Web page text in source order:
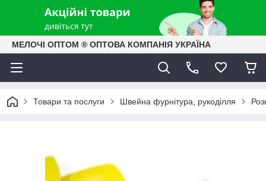
МЕЛОЧІ ОПТОМ ® ОПТОВА КОМПАНІЯ УКРАЇНА
Товари та послуги Швейна фурнітура, рукоділля